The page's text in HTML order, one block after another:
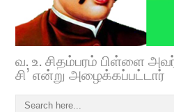
வ. உ. சிதம்பரம் பிள்ளை
சி’ என்று அழைக்கப்பட்டார்